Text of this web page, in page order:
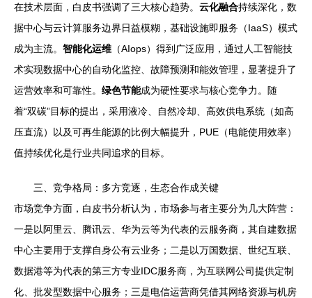
在技术层面，白皮书强调了三大核心趋势。 云化融合持续深化，数
据中心与云计算服务边界日益模糊，基础设施即服务（IaaS）模式
成为主流。 智能化运维 （AIops）得到广泛应用，通过人工智能技
术实现数据中心的自动化监控、故障预测和能效管理，显著提升了
运营效率和可靠性。 绿色节能成为硬性要求与核心竞争力。随
着“双碳”目标的提出，采用液冷、自然冷却、高效供电系统（如高
压直流）以及可再生能源的比例大幅提升，PUE（电能使用效率）
值持续优化是行业共同追求的目标。
三、竞争格局：多方竞逐，生态合作成关键
市场竞争方面，白皮书分析认为，市场参与者主要分为几大阵营：
一是以阿里云、腾讯云、华为云等为代表的云服务商，其自建数据
中心主要用于支撑自身公有云业务；二是以万国数据、世纪互联、
数据港等为代表的第三方专业IDC服务商，为互联网公司提供定制
化、批发型数据中心服务；三是电信运营商凭借其网络资源与机房